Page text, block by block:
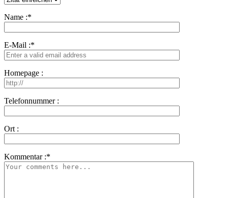
Name :*
E-Mail :*
Homepage :
Telefonnummer :
Ort :
Kommentar :*